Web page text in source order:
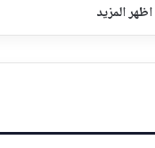
اظهر المزيد